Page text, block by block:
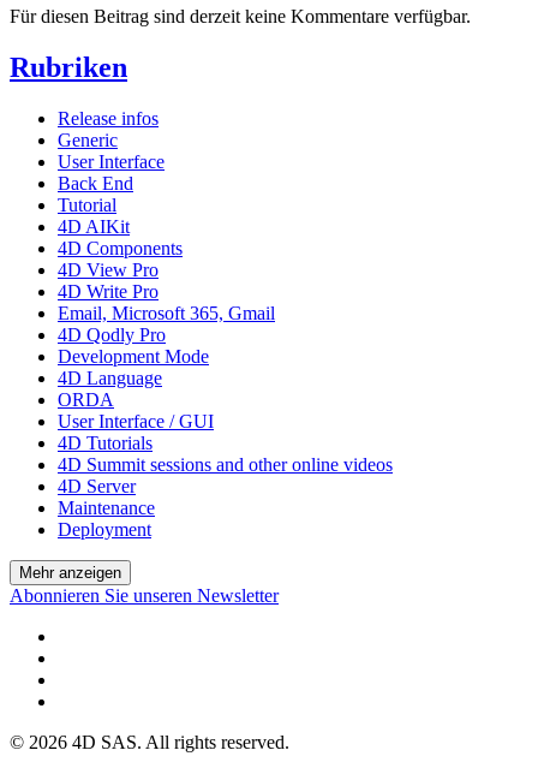
Für diesen Beitrag sind derzeit keine Kommentare verfügbar.
Rubriken
Release infos
Generic
User Interface
Back End
Tutorial
4D AIKit
4D Components
4D View Pro
4D Write Pro
Email, Microsoft 365, Gmail
4D Qodly Pro
Development Mode
4D Language
ORDA
User Interface / GUI
4D Tutorials
4D Summit sessions and other online videos
4D Server
Maintenance
Deployment
Mehr anzeigen
Abonnieren Sie unseren Newsletter
© 2026 4D SAS. All rights reserved.